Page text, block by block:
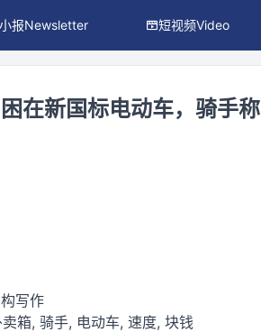
小报Newsletter 短视频Video
在新国标电动车，骑手
写作
箱, 骑手, 电动车, 速度, 块钱